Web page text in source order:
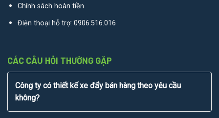
Chính sách hoàn tiền
Điện thoại hỗ trợ: 0906.516.016
CÁC CÂU HỎI THƯỜNG GẶP
Công ty có thiết kế xe đẩy bán hàng theo yêu cầu
không?